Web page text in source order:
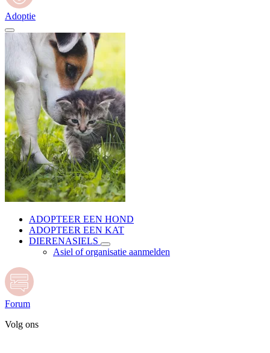
Adoptie
ADOPTEER EEN HOND
ADOPTEER EEN KAT
DIERENASIELS
Asiel of organisatie aanmelden
Forum
Volg ons